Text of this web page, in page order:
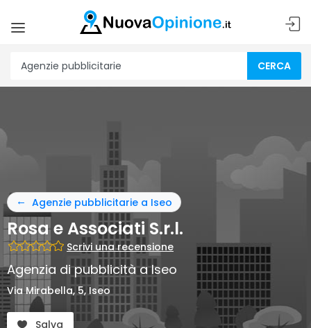
CERCA
Agenzie pubblicitarie a Iseo
Rosa e Associati S.r.l.
Scrivi una recensione
Agenzia di pubblicità a Iseo
Via Mirabella, 5, Iseo
Salva